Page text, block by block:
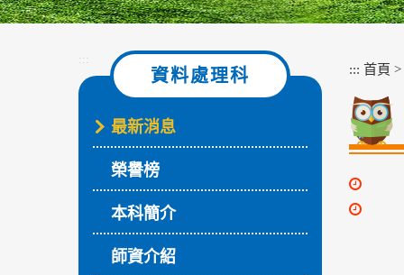
:::
資料處理科
最新消息
榮譽榜
本科簡介
師資介紹
::: 首頁 >